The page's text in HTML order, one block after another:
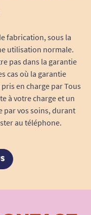
fabrication, sous la
utilisation normale.
pas dans la garantie
cas où la garantie
en charge par Tous
à votre charge et un
par vos soins, durant
au téléphone.